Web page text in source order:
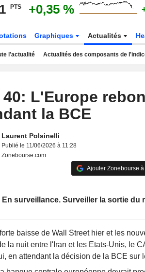
PTS +0,35 %
Graphiques Actualités
l'actualité Actualités des composants de
40: L'Europe
la BCE
Laurent Polsinelli
Publié le 11/06/2026 à 11:28
Zonebourse.com
Ajouter Zonebourse
En surveillance. Surveiller la sortie du
baisse de Wall Street hier et les
la nuit entre l'Iran et les Etats-Unis, le
en attendant la décision de la BCE sur